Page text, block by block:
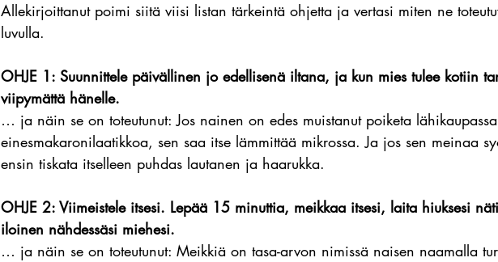
Allekirjoittanut poimi siitä viisi listan tärkeintä ohjetta ja vertasi miten ne
luvulla.
OHJE 1: Suunnittele päivällinen jo edellisenä iltana, ja kun mies tulee kotiin
viipymättä hänelle.
… ja näin se on toteutunut: Jos nainen on edes muistanut poiketa
einesmakaronilaatikkoa, sen saa itse lämmittää mikrossa. Ja jos sen meinaa
ensin tiskata itselleen puhdas lautanen ja haarukka.
OHJE 2: Viimeistele itsesi. Lepää 15 minuttia, meikkaa itsesi, laita hiuksesi
iloinen nähdessäsi miehesi.
… ja näin se on toteutunut: Meikkiä on tasa-arvon nimissä naisen naamalla